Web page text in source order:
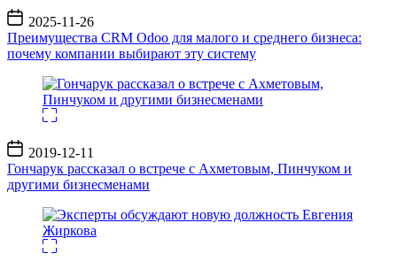
Дата
записи
2025-11-26
Преимущества CRM Odoo для малого и среднего бизнеса:
почему компании выбирают эту систему
Дата
записи
2019-12-11
Гончарук рассказал о встрече с Ахметовым, Пинчуком и
другими бизнесменами